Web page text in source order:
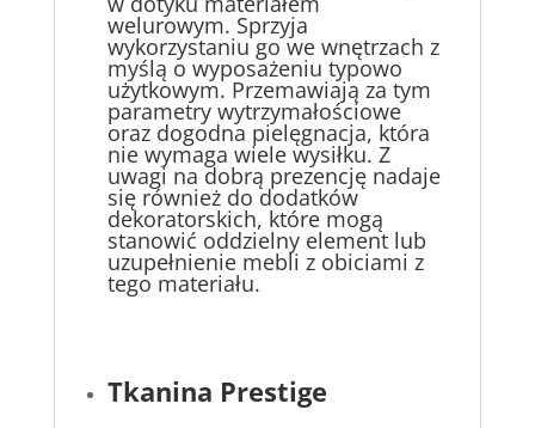
welurowym. Sprzyja
wykorzystaniu go we wnętrzach z
myślą o wyposażeniu typowo
użytkowym. Przemawiają za tym
parametry wytrzymałościowe
oraz dogodna pielęgnacja, która
nie wymaga wiele wysiłku. Z
uwagi na dobrą prezencję nadaje
się również do dodatków
dekoratorskich, które mogą
stanowić oddzielny element lub
uzupełnienie mebli z obiciami z
tego materiału.
Tkanina Prestige